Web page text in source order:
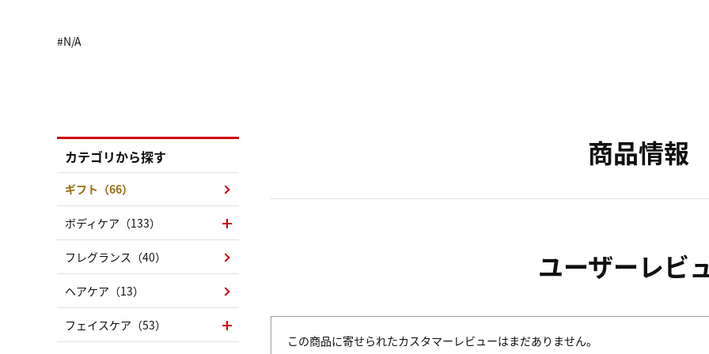
#N/A
商品情報
ユーザーレビ
この商品に寄せられたカスタマーレビューはまだありません。
カテゴリから探す
ギフト（66）
ボディケア（133）
フレグランス（40）
ヘアケア（13）
フェイスケア（53）